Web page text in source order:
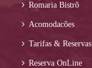
Romaria Bistrô
Acomodacões
Tarifas & Reservas
Reserva OnLine